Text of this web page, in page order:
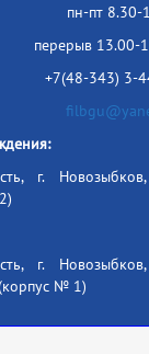
пн-пт 8.30-
перерыв 13.00-
+7(48-343) 3-
г.
г.
№ 1)